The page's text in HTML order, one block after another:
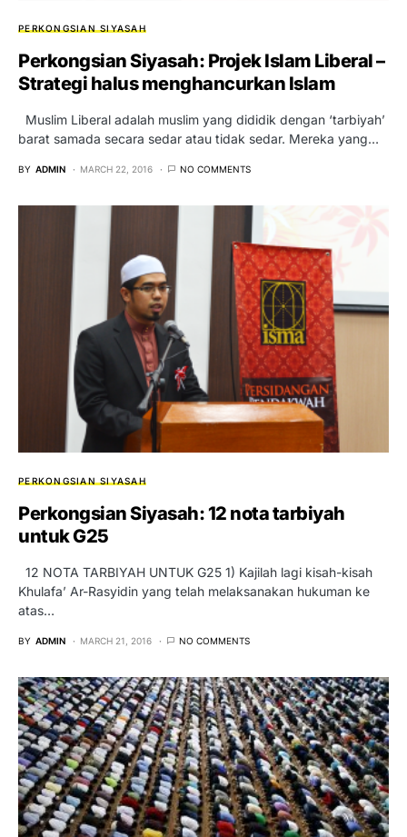
PERKONGSIAN SIYASAH
Perkongsian Siyasah: Projek Islam Liberal –
Strategi halus menghancurkan Islam
Muslim Liberal adalah muslim yang dididik dengan ‘tarbiyah’
barat samada secara sedar atau tidak sedar. Mereka yang…
BY ADMIN MARCH 22, 2016 NO COMMENTS
PERKONGSIAN SIYASAH
Perkongsian Siyasah: 12 nota tarbiyah
untuk G25
12 NOTA TARBIYAH UNTUK G25 1) Kajilah lagi kisah-kisah
Khulafa’ Ar-Rasyidin yang telah melaksanakan hukuman ke
atas…
BY ADMIN MARCH 21, 2016 NO COMMENTS